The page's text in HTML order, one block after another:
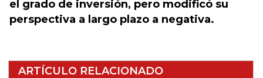
el grado de inversión, pero modificó su
perspectiva a largo plazo a negativa.
ARTÍCULO RELACIONADO